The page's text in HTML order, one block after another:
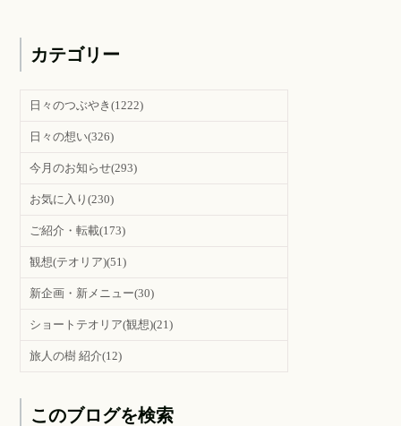
カテゴリー
日々のつぶやき(1222)
日々の想い(326)
今月のお知らせ(293)
お気に入り(230)
ご紹介・転載(173)
観想(テオリア)(51)
新企画・新メニュー(30)
ショートテオリア(観想)(21)
旅人の樹 紹介(12)
このブログを検索